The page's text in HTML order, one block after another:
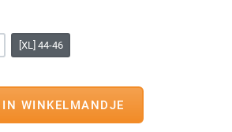
[XL] 44-46